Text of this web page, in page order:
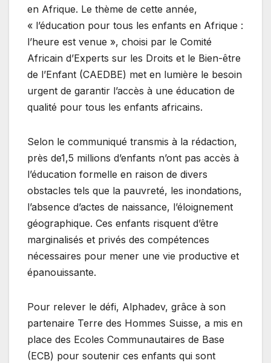
en Afrique. Le thème de cette année,
« l’éducation pour tous les enfants en Afrique :
l’heure est venue », choisi par le Comité
Africain d’Experts sur les Droits et le Bien-être
de l’Enfant (CAEDBE) met en lumière le besoin
urgent de garantir l’accès à une éducation de
qualité pour tous les enfants africains.
Selon le communiqué transmis à la rédaction,
près de1,5 millions d’enfants n’ont pas accès à
l’éducation formelle en raison de divers
obstacles tels que la pauvreté, les inondations,
l’absence d’actes de naissance, l’éloignement
géographique. Ces enfants risquent d’être
marginalisés et privés des compétences
nécessaires pour mener une vie productive et
épanouissante.
Pour relever le défi, Alphadev, grâce à son
partenaire Terre des Hommes Suisse, a mis en
place des Ecoles Communautaires de Base
(ECB) pour soutenir ces enfants qui sont